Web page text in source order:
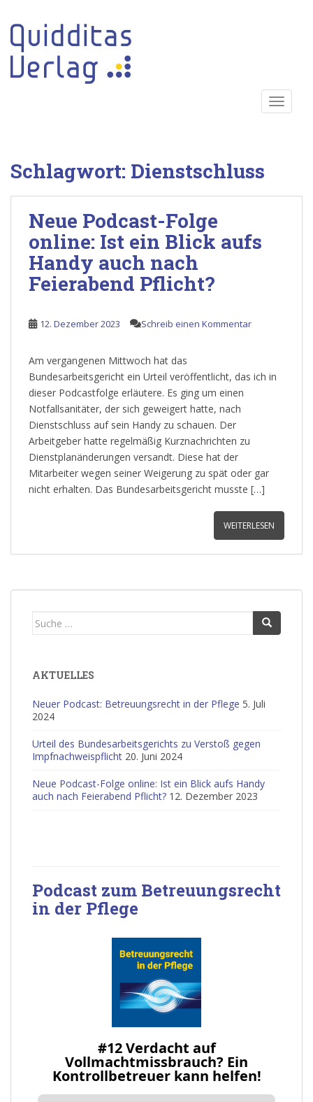
Schlagwort: Dienstschluss
Neue Podcast-Folge
online: Ist ein Blick aufs
Handy auch nach
Feierabend Pflicht?
12. Dezember 2023 Schreib einen Kommentar
Am vergangenen Mittwoch hat das
Bundesarbeitsgericht ein Urteil veröffentlicht, das ich in
dieser Podcastfolge erläutere. Es ging um einen
Notfallsanitäter, der sich geweigert hatte, nach
Dienstschluss auf sein Handy zu schauen. Der
Arbeitgeber hatte regelmäßig Kurznachrichten zu
Dienstplanänderungen versandt. Diese hat der
Mitarbeiter wegen seiner Weigerung zu spät oder gar
nicht erhalten. Das Bundesarbeitsgericht musste […]
WEITERLESEN
Suche
AKTUELLES
Neuer Podcast: Betreuungsrecht in der Pflege 5. Juli
2024
Urteil des Bundesarbeitsgerichts zu Verstoß gegen
Impfnachweispflicht 20. Juni 2024
Neue Podcast-Folge online: Ist ein Blick aufs Handy
auch nach Feierabend Pflicht? 12. Dezember 2023
Podcast zum Betreuungsrecht
in der Pflege